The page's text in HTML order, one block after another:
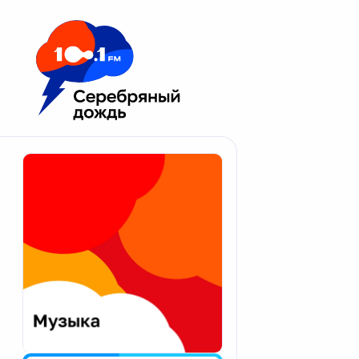
Москва 100.1 FM
Апатиты
Екатеринбург
Калининград
Калуга